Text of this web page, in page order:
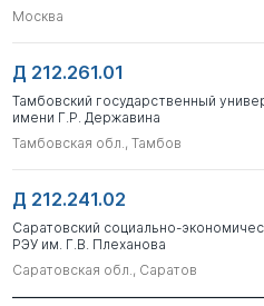
Москва
Д 212.261.01
Тамбовский государственный
имени Г.Р. Державина
Тамбовская обл., Тамбов
Д 212.241.02
Саратовский социально-
РЭУ им. Г.В. Плеханова
Саратовская обл., Саратов